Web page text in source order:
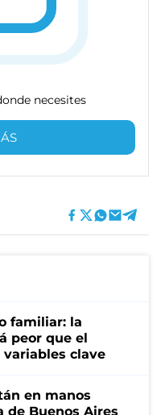
necesites
familiar: la
peor que el
clave
en manos
de Buenos Aires